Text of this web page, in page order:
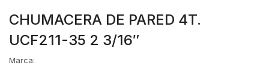
CHUMACERA DE PARED 4T.
UCF211-35 2 3/16″
Marca: